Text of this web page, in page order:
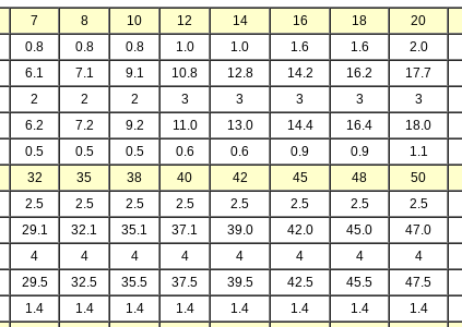
7 8 10 12 14 16 18 20
0.8 0.8 0.8 1.0 1.0 1.6 1.6 2.0
6.1 7.1 9.1 10.8 12.8 14.2 16.2 17.7
2 2 2 3 3 3 3 3
6.2 7.2 9.2 11.0 13.0 14.4 16.4 18.0
0.5 0.5 0.5 0.6 0.6 0.9 0.9 1.1
32 35 38 40 42 45 48 50
2.5 2.5 2.5 2.5 2.5 2.5 2.5 2.5
29.1 32.1 35.1 37.1 39.0 42.0 45.0 47.0
4 4 4 4 4 4 4 4
29.5 32.5 35.5 37.5 39.5 42.5 45.5 47.5
1.4 1.4 1.4 1.4 1.4 1.4 1.4 1.4